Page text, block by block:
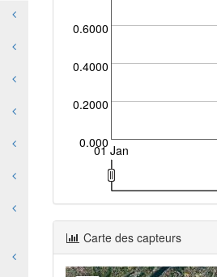
0.000
0.2000
0.4000
0.6000
01 Jan
Carte des capteurs